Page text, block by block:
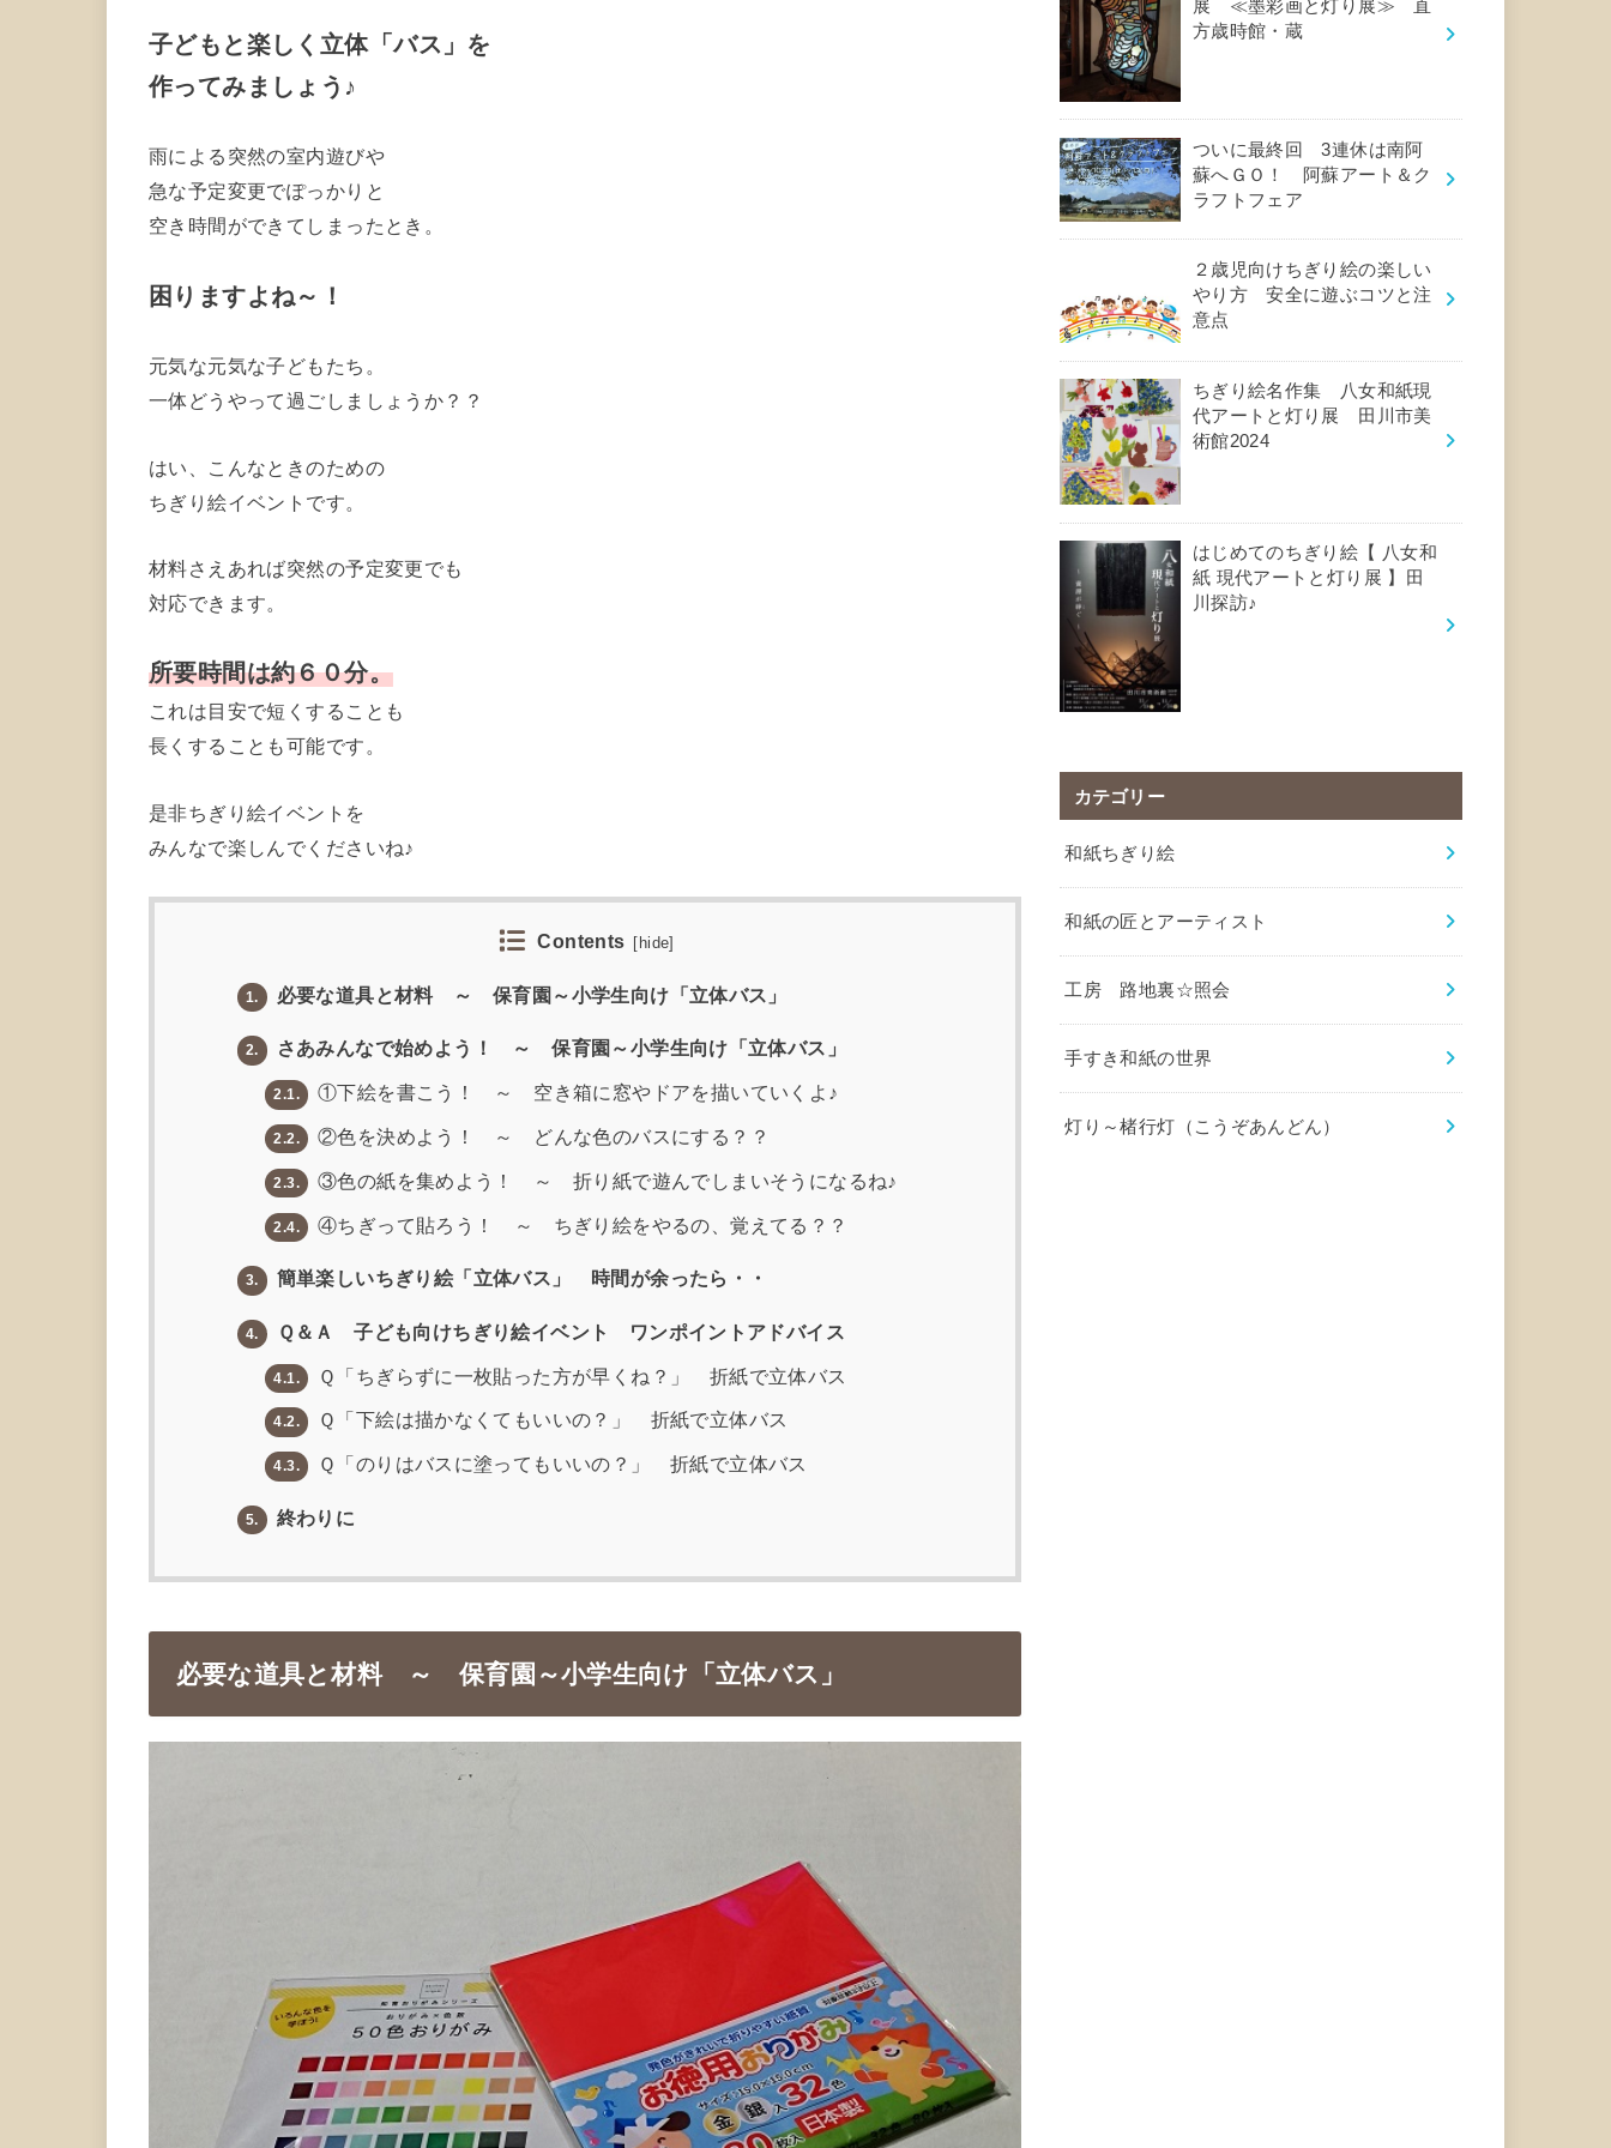
子どもと楽しく立体「バス」を
作ってみましょう♪
雨による突然の室内遊びや
急な予定変更でぽっかりと
空き時間ができてしまったとき。
困りますよね～！
元気な元気な子どもたち。
一体どうやって過ごしましょうか？？
はい、こんなときのための
ちぎり絵イベントです。
材料さえあれば突然の予定変更でも
対応できます。
所要時間は約６０分。
これは目安で短くすることも
長くすることも可能です。
是非ちぎり絵イベントを
みんなで楽しんでくださいね♪
Contents hide
1. 必要な道具と材料 ～ 保育園～小学生向け「立体バス」
2. さあみんなで始めよう！ ～ 保育園～小学生向け「立体バス」
2.1. ①下絵を書こう！ ～ 空き箱に窓やドアを描いていくよ♪
2.2. ②色を決めよう！ ～ どんな色のバスにする？？
2.3. ③色の紙を集めよう！ ～ 折り紙で遊んでしまいそうになるね♪
2.4. ④ちぎって貼ろう！ ～ ちぎり絵をやるの、覚えてる？？
3. 簡単楽しいちぎり絵「立体バス」 時間が余ったら・・
4. Ｑ＆Ａ 子ども向けちぎり絵イベント ワンポイントアドバイス
4.1. Ｑ「ちぎらずに一枚貼った方が早くね？」 折紙で立体バス
4.2. Ｑ「下絵は描かなくてもいいの？」 折紙で立体バス
4.3. Ｑ「のりはバスに塗ってもいいの？」 折紙で立体バス
5. 終わりに
必要な道具と材料 ～ 保育園～小学生向け「立体バス」
展 ≪墨彩画と灯り展≫ 直
方歳時館・蔵
ついに最終回 3連休は南阿
蘇へＧＯ！ 阿蘇アート＆ク
ラフトフェア
２歳児向けちぎり絵の楽しい
やり方 安全に遊ぶコツと注
意点
ちぎり絵名作集 八女和紙現
代アートと灯り展 田川市美
術館2024
はじめてのちぎり絵【 八女和
紙 現代アートと灯り展 】田
川探訪♪
カテゴリー
和紙ちぎり絵
和紙の匠とアーティスト
工房 路地裏☆照会
手すき和紙の世界
灯り～楮行灯（こうぞあんどん）